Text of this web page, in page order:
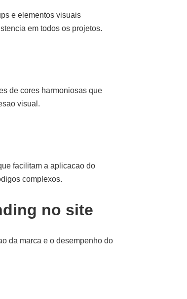
e elementos visuais
em todos os projetos.
de cores harmoniosas que
visual.
facilitam a aplicacao do
complexos.
no site
da marca e o desempenho do